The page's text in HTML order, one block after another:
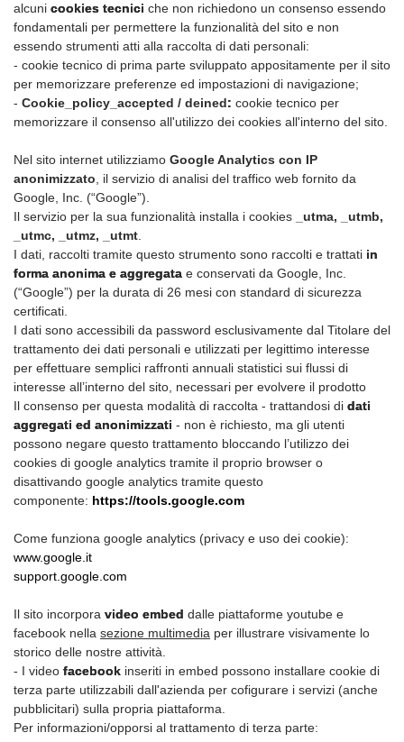
alcuni cookies tecnici che non richiedono un consenso essendo
fondamentali per permettere la funzionalità del sito e non
essendo strumenti atti alla raccolta di dati personali:
- cookie tecnico di prima parte sviluppato appositamente per il sito
per memorizzare preferenze ed impostazioni di navigazione;
- Cookie_policy_accepted / deined: cookie tecnico per
memorizzare il consenso all'utilizzo dei cookies all'interno del sito.
Nel sito internet utilizziamo Google Analytics con IP
anonimizzato , il servizio di analisi del traffico web fornito da
Google, Inc. (“Google”).
Il servizio per la sua funzionalità installa i cookies
_utma, _utmb,
_utmc, _utmz, _utmt
I dati, raccolti tramite questo strumento sono raccolti e trattati in
forma anonima e aggregata e conservati da Google, Inc.
(“Google”) per la durata di 26 mesi con standard di sicurezza
certificati.
I dati sono accessibili da password esclusivamente dal Titolare del
trattamento dei dati personali e utilizzati per legittimo interesse
per effettuare semplici raffronti annuali statistici sui flussi di
interesse all’interno del sito, necessari per evolvere il prodotto
Il consenso per questa modalità di raccolta - trattandosi di dati
aggregati ed anonimizzati - non è richiesto, ma gli utenti
possono negare questo trattamento bloccando l’utilizzo dei
cookies di google analytics tramite il proprio browser o
disattivando google analytics tramite questo
componente: https://tools.google.com
Come funziona google analytics (privacy e uso dei cookie):
www.google.it
support.google.com
Il sito incorpora video embed dalle piattaforme youtube e
facebook nella sezione multimedia per illustrare visivamente lo
storico delle nostre attività.
- I video facebook inseriti in embed possono installare cookie di
terza parte utilizzabili dall'azienda per cofigurare i servizi (anche
pubblicitari) sulla propria piattaforma.
Per informazioni/opporsi al trattamento di terza parte: